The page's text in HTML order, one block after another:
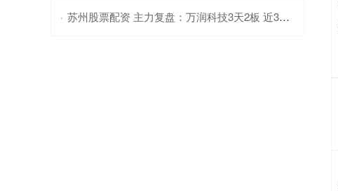
· 苏州股票配资 主力复盘：万润科技3天2板 近3亿流出航天晨光